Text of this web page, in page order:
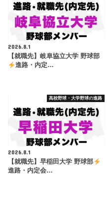
2026.8.1
【就職先】岐阜協立大学 野球部
進路・内定…
高校野球・大学野球の進路
2026.8.1
【就職先】早稲田大学 野球部
進路・内定会…